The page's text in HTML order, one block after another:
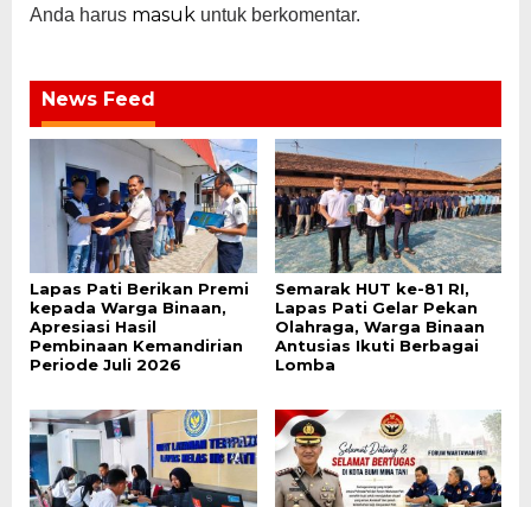
Anda harus masuk untuk berkomentar.
News Feed
Lapas Pati Berikan Premi
kepada Warga Binaan,
Apresiasi Hasil
Pembinaan Kemandirian
Periode Juli 2026
Semarak HUT ke-81 RI,
Lapas Pati Gelar Pekan
Olahraga, Warga Binaan
Antusias Ikuti Berbagai
Lomba